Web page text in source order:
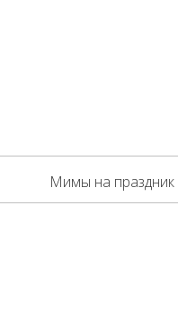
Мимы на праздник